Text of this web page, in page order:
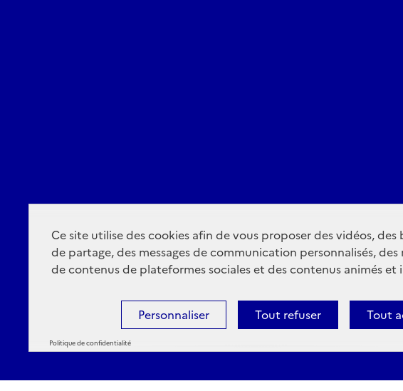
Ce site utilise des cookies afin de vous proposer des vidéos,
de partage, des messages de communication personnalisés,
de contenus de plateformes sociales et des contenus animés et
Tout
Tout refuser
Personnaliser
Politique de confidentialité